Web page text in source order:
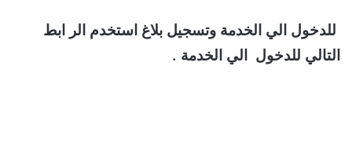
للدخول الي الخدمة وتسجيل بلاغ استخدم الر ابط
التالي للدخول الي الخدمة .